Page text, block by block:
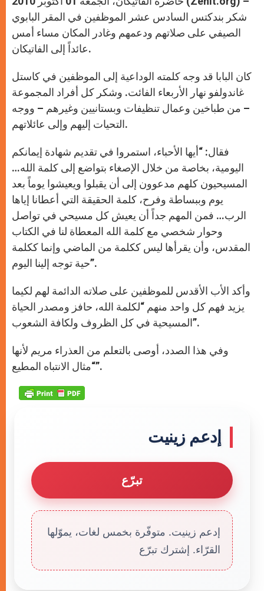
p e
r
k
شكر بندكتس السادس عشر الموظفين في المقر البابوي
الصيفي على صلاتهم ودعمهم وغادر المكان مساء أمس
عائداً إلى الفاتيكان.
كان البابا قد وجه كلمته الوداعية إلى الموظفين في كاستل
غاندولفو نهار الأربعاء الفائت. وشكر كل أفراد المجموعة
– من طباخين وعمال تنظيفات وبستانيين وغيرهم – ووجه
التحيات إليهم وإلى عائلاتهم.
فقال: “أيها الأحباء، استمروا في تقديم شهادة إيمانكم
اليومية، بخاصة من خلال الإصغاء بتواضع إلى كلمة الله…
المسيحيون كلهم مدعوون إلى أن يقبلوا ويعيشوا يوماً بعد
يوم وببساطة وفرح، كلمة الحقيقة التي أعطانا إياها
الرب… فمن المهم جداً أن يعيش كل مسيحي في تواصل
وحوار شخصي مع كلمة الله المعطاة لنا في الكتاب
المقدس، وأن يقرأها ليس ككلمة من الماضي وإنما ككلمة
حية توجه إلينا اليوم”.
وأكد الأب الأقدس للموظفين على صلاته الدائمة لهم لكيما
يزيد فهم كل واحد منهم “لكلمة الله، حافز ومصدر الحياة
المسيحية في كل الظروف ولكافة الشعوب”.
وفي هذا الصدد، أوصى بالتعلم من العذراء مريم لأنها
“مثال الانتباه المطيع”.
إدعم زينيت
تبرّع
إدعم زينيت. متوفّرة بخمس لغات، يموّلها
القرّاء. إشترك تبرّع